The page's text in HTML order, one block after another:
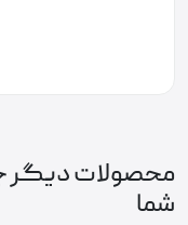
محصولات دیگر
شما